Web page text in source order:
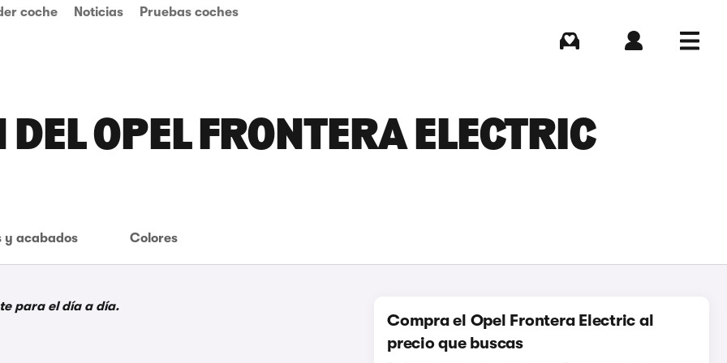
coche Noticias Pruebas coches
OPEL FRONTERA ELECTRIC
y acabados Colores
para el día a día.
Compra el Opel Frontera Electric al
precio que buscas